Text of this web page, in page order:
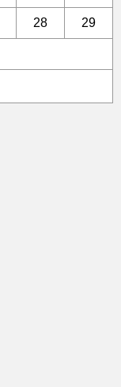
28 29